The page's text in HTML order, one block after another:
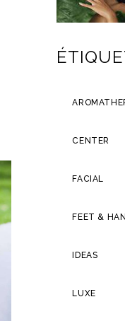
CENTER
FACIAL
FEET &
IDEAS
LUXE